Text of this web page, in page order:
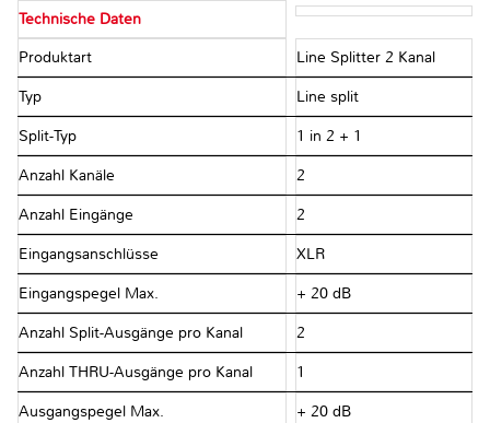
Technische Daten
Produktart Line Splitter 2 Kanal
Typ Line split
Split-Typ 1 in 2 + 1
Anzahl Kanäle 2
Anzahl Eingänge 2
Eingangsanschlüsse XLR
Eingangspegel Max. + 20 dB
Anzahl Split-Ausgänge pro Kanal 2
Anzahl THRU-Ausgänge pro Kanal 1
Ausgangspegel Max. + 20 dB